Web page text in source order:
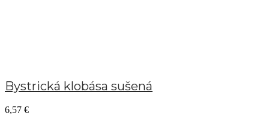
Bystrická klobása sušená
6,57 €